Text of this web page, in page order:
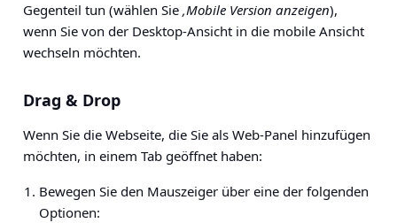
Gegenteil tun (wählen Sie ‚Mobile Version anzeigen),
wenn Sie von der Desktop-Ansicht in die mobile Ansicht
wechseln möchten.
Drag & Drop
Wenn Sie die Webseite, die Sie als Web-Panel hinzufügen
möchten, in einem Tab geöffnet haben:
Bewegen Sie den Mauszeiger über eine der folgenden
Optionen: